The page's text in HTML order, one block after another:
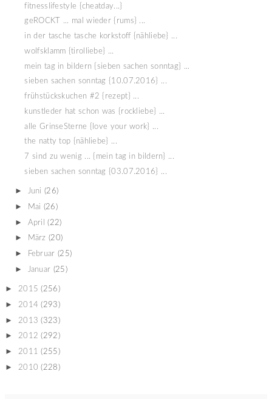
fitnesslifestyle {cheatday...}
geROCKT ... mal wieder {rums} ...
in der tasche tasche korkstoff {nähliebe} ...
wolfsklamm {tirolliebe} ...
mein tag in bildern {sieben sachen sonntag} ...
sieben sachen sonntag {10.07.2016} ...
frühstückskuchen #2 {rezept} ...
kunstleder hat schon was {rockliebe} ...
alle GrinseSterne {love your work} ...
the natty top {nähliebe} ...
7 sind zu wenig ... {mein tag in bildern} ...
sieben sachen sonntag {03.07.2016} ...
► Juni (26)
► Mai (26)
► April (22)
► März (20)
► Februar (25)
► Januar (25)
► 2015 (256)
► 2014 (293)
► 2013 (323)
► 2012 (292)
► 2011 (255)
► 2010 (228)